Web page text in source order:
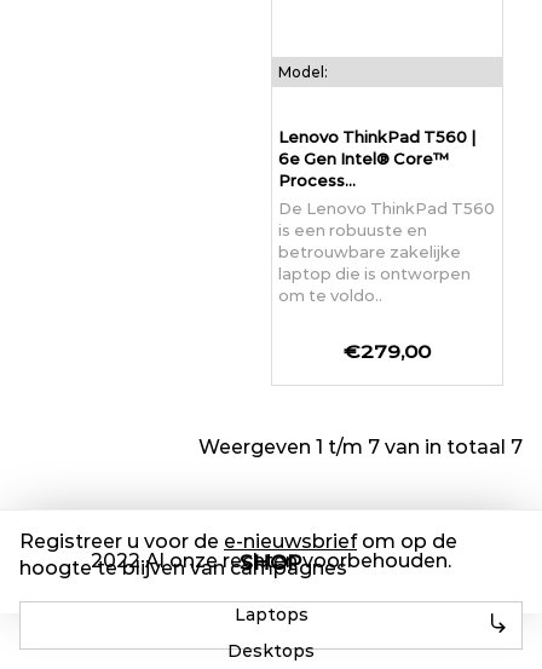
Model:
Lenovo ThinkPad T560 |
6e Gen Intel® Core™
Process...
De Lenovo ThinkPad T560
is een robuuste en
betrouwbare zakelijke
laptop die is ontworpen
om te voldo..
€279,00
Weergeven 1 t/m 7 van in totaal 7
Registreer u voor de e-nieuwsbriefom op de
hoogte te blijven van campagnes
SHOP
Laptops
Desktops
2022 Al onze rechten voorbehouden.